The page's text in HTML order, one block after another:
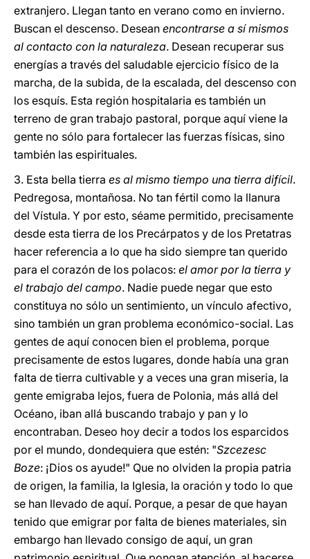
extranjero. Llegan tanto en verano como en invierno.
Buscan el descenso. Desean encontrarse a sí mismos
al contacto con la naturaleza. Desean recuperar sus
energías a través del saludable ejercicio físico de la
marcha, de la subida, de la escalada, del descenso con
los esquís. Esta región hospitalaria es también un
terreno de gran trabajo pastoral, porque aquí viene la
gente no sólo para fortalecer las fuerzas físicas, sino
también las espirituales.
3. Esta bella tierra es al mismo tiempo una tierra difícil.
Pedregosa, montañosa. No tan fértil como la llanura
del Vístula. Y por esto, séame permitido, precisamente
desde esta tierra de los Precárpatos y de los Pretatras
hacer referencia a lo que ha sido siempre tan querido
para el corazón de los polacos: el amor por la tierra y
el trabajo del campo. Nadie puede negar que esto
constituya no sólo un sentimiento, un vínculo afectivo,
sino también un gran problema económico-social. Las
gentes de aquí conocen bien el problema, porque
precisamente de estos lugares, donde había una gran
falta de tierra cultivable y a veces una gran miseria, la
gente emigraba lejos, fuera de Polonia, más allá del
Océano, iban allá buscando trabajo y pan y lo
encontraban. Deseo hoy decir a todos los esparcidos
por el mundo, dondequiera que estén: "Szcezesc
Boze: ¡Dios os ayude!" Que no olviden la propia patria
de origen, la familia, la Iglesia, la oración y todo lo que
se han llevado de aquí. Porque, a pesar de que hayan
tenido que emigrar por falta de bienes materiales, sin
embargo han llevado consigo de aquí, un gran